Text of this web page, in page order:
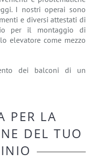
I nostri operai sono
e diversi attestati di
per il montaggio di
elevatore come mezzo
PER LA
DEL TUO